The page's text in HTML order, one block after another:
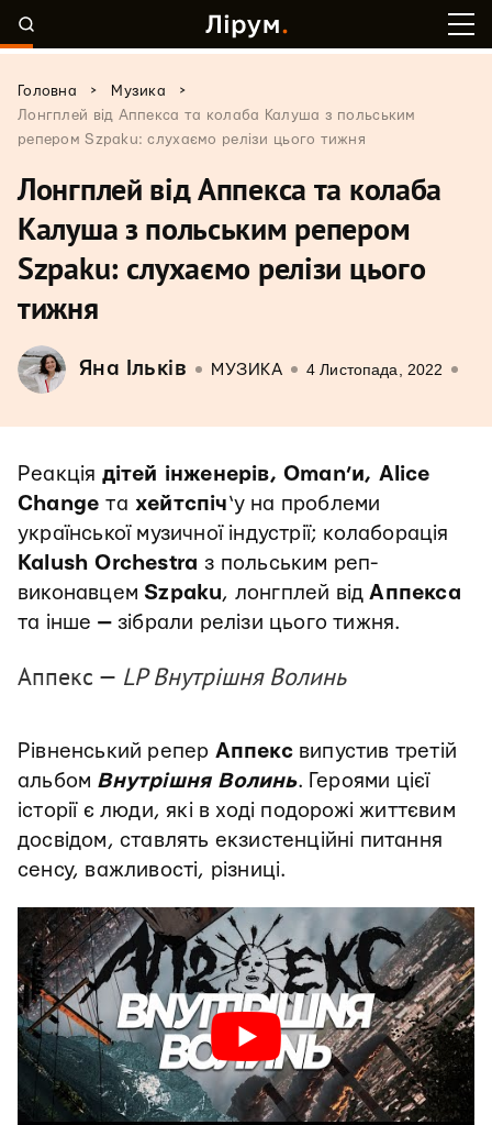
Головна > Музика
>
Лонгплей від Аппекса та колаба Калуша з польським
репером Szpaku: слухаємо релізи цього тижня
Лонгплей від Аппекса та колаба
Калуша з польським репером
Szpaku: слухаємо релізи цього
тижня
Яна Ільків МУЗИКА 4 Листопада, 2022
Реакція дітей інженерів, Oman’и, Alice
Changeта хейтспіч‘у на проблеми
української музичної індустрії; колаборація
Kalush Orchestra з польським реп-
виконавцем Szpaku, лонгплей відАппекса
та інше —зібрали релізи цього тижня.
Аппекс — LP Внутрішня Волинь
Рівненський репер Аппексвипустив третій
альбом Внутрішня Волинь. Героями цієї
історії є люди, які в ході подорожі життєвим
досвідом, ставлять екзистенційні питання
сенсу, важливості, різниці.